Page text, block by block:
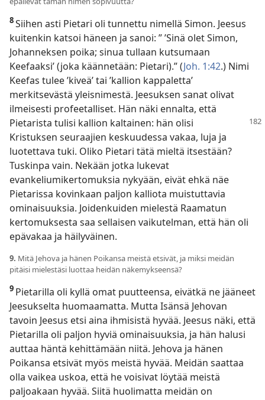
8Siihen asti Pietari oli tunnettu nimellä Simon. Jeesus
kuitenkin katsoi häneen ja sanoi: ” ’Sinä olet Simon,
Johanneksen poika; sinua tullaan kutsumaan
Keefaaksi’ (joka käännetään: Pietari).” (Joh. 1:42.) Nimi
Keefas tulee ’kiveä’ tai ’kallion kappaletta’
merkitsevästä yleisnimestä. Jeesuksen sanat olivat
ilmeisesti profeetalliset. Hän näki ennalta, että
Pietarista tulisi kallion kaltainen: hän olisi
Kristuksen seuraajien keskuudessa vakaa, luja ja
luotettava tuki. Oliko Pietari tätä mieltä itsestään?
Tuskinpa vain. Nekään jotka lukevat
evankeliumikertomuksia nykyään, eivät ehkä näe
Pietarissa kovinkaan paljon kalliota muistuttavia
ominaisuuksia. Joidenkuiden mielestä Raamatun
kertomuksesta saa sellaisen vaikutelman, että hän oli
epävakaa ja häilyväinen.
9. Mitä Jehova ja hänen Poikansa meistä etsivät, ja miksi meidän
pitäisi mielestäsi luottaa heidän näkemykseensä?
9 Pietarilla oli kyllä omat puutteensa, eivätkä ne jääneet
Jeesukselta huomaamatta. Mutta Isänsä Jehovan
tavoin Jeesus etsi aina ihmisistä hyvää. Jeesus näki, että
Pietarilla oli paljon hyviä ominaisuuksia, ja hän halusi
auttaa häntä kehittämään niitä. Jehova ja hänen
Poikansa etsivät myös meistä hyvää. Meidän saattaa
olla vaikea uskoa, että he voisivat löytää meistä
paljoakaan hyvää. Siitä huolimatta meidän on